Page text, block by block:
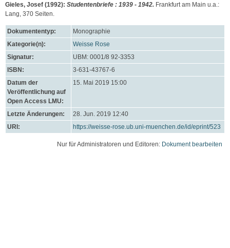
Gieles, Josef (1992): Studentenbriefe : 1939 - 1942. Frankfurt am Main u.a.:
Lang, 370 Seiten.
Dokumententyp:
Monographie
Kategorie(n):
Weisse Rose
Signatur:
UBM: 0001/8 92-3353
ISBN:
3-631-43767-6
Datum der
Veröffentlichung auf
Open Access LMU:
15. Mai 2019 15:00
Letzte Änderungen:
28. Jun. 2019 12:40
URI:
https://weisse-rose.ub.uni-muenchen.de/id/eprint/523
Nur für Administratoren und Editoren: Dokument bearbeiten